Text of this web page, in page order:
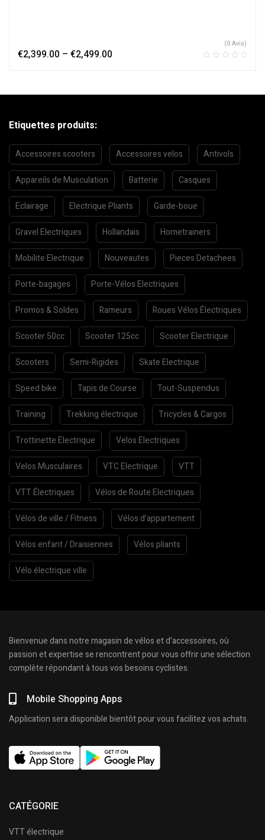
€2,399.00 – €2,499.00
(0 Avis)
Etiquettes produits:
Accessoires scooters Accessoires velos Antivols
Appareils de Musculation Batterie Casques
Eclairage Electrique Pliants Garde-boue
Gravel Electriques Hollandais Hometrainers
Mobilite Electrique Nouveautes Pieces Detachees
Porte-bagages Porte-Vélos Electriques
Promos & Soldes Rameurs Roues Vélos Électriques
Scooter 50cc Scooter 125cc Scooter Electrique
Scooters Semi-Rigides Skate Electrique
Speed bike Tapis de Course Tout-Suspendus
Training Trekking électrique Tricycles & Cargos
Trottinette Electrique Velos Electriques
Velos Musculaires VTC Electrique VTT
VTT Électriques Vélos de Route Electriques
Vélos de ville / Fitness Vélos d’appartement
Vélos enfant / Draisiennes Vélos pliants
Vélo électrique ville
Bienvenue dans notre magasin de vélos et d’accessoires, où
passion et expertise se rencontrent pour vous offrir une sélection
complète répondant à tous vos besoins cyclistes.
Mobile Shopping Apps
Application sera disponible bientôt pour vous facilitez vos achats.
CATÉGORIE
VTT électrique